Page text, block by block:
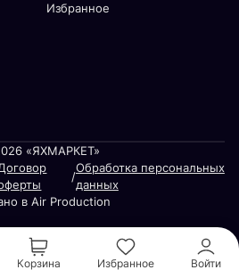
Избранное
«ЯХМАРКЕТ»
/
Обработка персональных
данных
в Air Production
Корзина Избранное Войти